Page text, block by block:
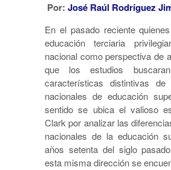
Por: José Raúl Rodríguez
En el pasado reciente
educación terciaria
nacional como perspectiva de
que los estudios
características distintivas
nacionales de educación
sentido se ubica el valioso
Clark por analizar las
nacionales de la educación
años setenta del siglo
esta misma dirección se